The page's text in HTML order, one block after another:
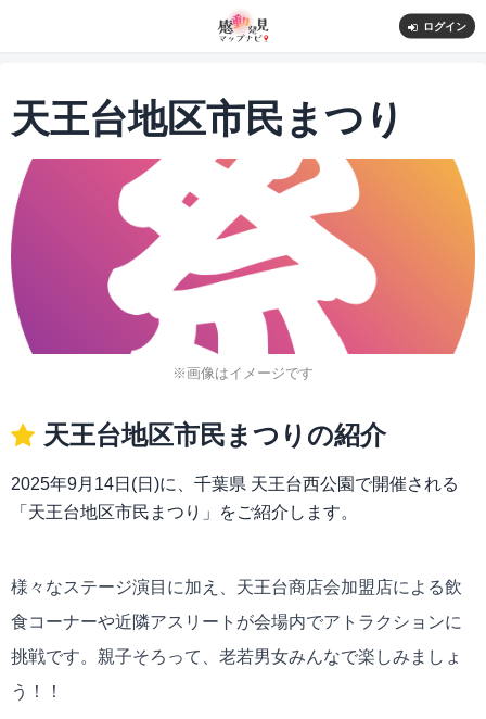
ログイン
天王台地区市民まつり
※画像はイメージです
天王台地区市民まつりの紹介
2025年9月14日(日)に、千葉県 天王台西公園で開催される
「天王台地区市民まつり」をご紹介します。
様々なステージ演目に加え、天王台商店会加盟店による飲
食コーナーや近隣アスリートが会場内でアトラクションに
挑戦です。親子そろって、老若男女みんなで楽しみましょ
う！！